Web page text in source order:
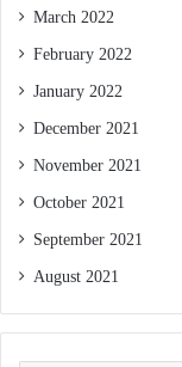
March 2022
February 2022
January 2022
December 2021
November 2021
October 2021
September 2021
August 2021